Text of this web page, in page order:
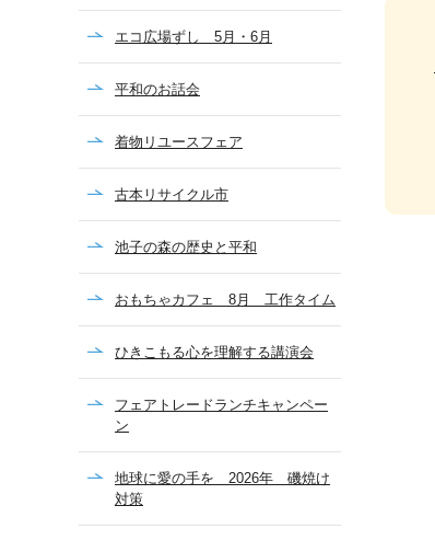
エコ広場ずし 5月・6月
平和のお話会
着物リユースフェア
古本リサイクル市
池子の森の歴史と平和
おもちゃカフェ 8月 工作タイム
ひきこもる心を理解する講演会
フェアトレードランチキャンペー
ン
地球に愛の手を 2026年 磯焼け
対策